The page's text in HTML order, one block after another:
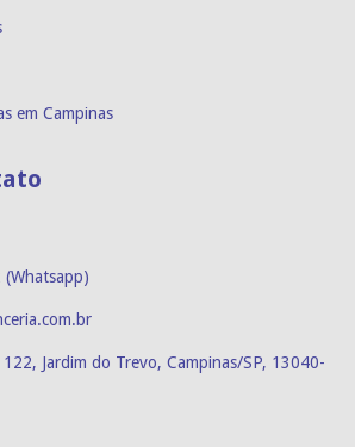
em Campinas
Jardim do Trevo, Campinas/SP, 13040-